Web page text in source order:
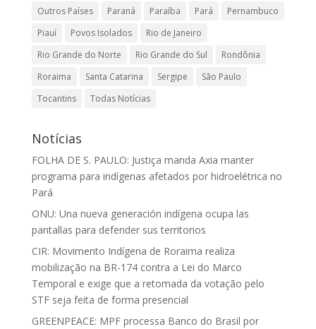
Outros Países
Paraná Paraíba Pará
Pernambuco
Piauí
Povos Isolados
Rio de Janeiro
Rio Grande do Norte
Rio Grande do Sul
Rondônia
Roraima
Santa Catarina Sergipe
São Paulo
Tocantins
Todas Notícias
Notícias
FOLHA DE S. PAULO: Justiça manda Axia manter
programa para indígenas afetados por hidroelétrica no
Pará
ONU: Una nueva generación indígena ocupa las
pantallas para defender sus territorios
CIR: Movimento Indígena de Roraima realiza
mobilização na BR-174 contra a Lei do Marco
Temporal e exige que a retomada da votação pelo
STF seja feita de forma presencial
GREENPEACE: MPF processa Banco do Brasil por